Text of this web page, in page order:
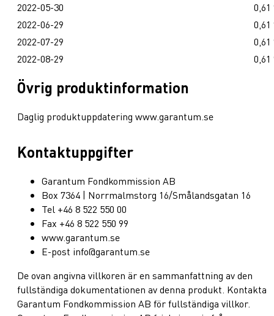
2022-05-30
0,61
2022-06-29
0,61
2022-07-29
0,61
2022-08-29
0,61
Övrig produktinformation
Daglig produktuppdatering www.garantum.se
Kontaktuppgifter
Garantum Fondkommission AB
Box 7364 | Norrmalmstorg 16/Smålandsgatan 16
Tel +46 8 522 550 00
Fax +46 8 522 550 99
www.garantum.se
E-post info@garantum.se
De ovan angivna villkoren är en sammanfattning av den
fullständiga dokumentationen av denna produkt. Kontakta
Garantum Fondkommission AB för fullständiga villkor.